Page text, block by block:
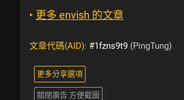
‣ 更多 envish 的文章
文章代碼(AID): #1fzns9t9 (PingTung)
更多分享選項
關閉廣告 方便截圖